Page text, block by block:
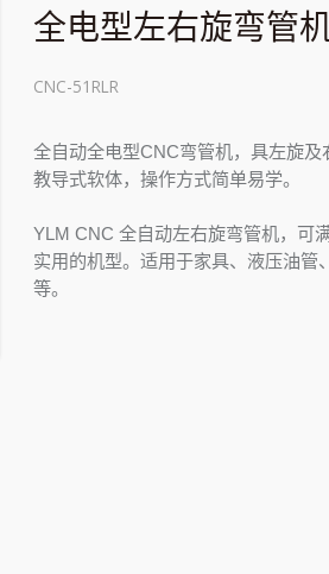
全电型左右旋弯管
CNC-51RLR
全自动全电型CNC弯管机，具左旋
教导式软体，操作方式简单易学。
YLM CNC 全自动左右旋弯管机，可
实用的机型。适用于家具、液压油管
等。